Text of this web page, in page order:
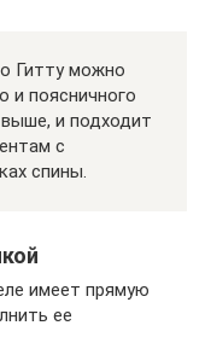
Гитту можно
и поясничного
и подходит
с
спины.
имеет прямую
ее